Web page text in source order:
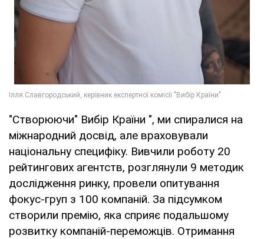
"Створюючи" Вибір Країни ", ми спиралися на
міжнародний досвід, але враховували
національну специфіку. Вивчили роботу 20
рейтингових агентств, розглянули 9 методик
дослідження ринку, провели опитування
фокус-груп з 100 компаній. За підсумком
створили премію, яка сприяє подальшому
розвитку компаній-переможців. Отримання